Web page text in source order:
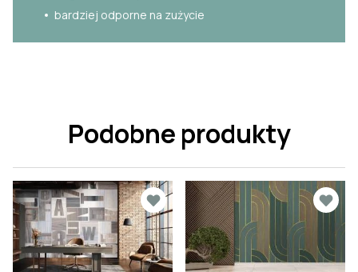
bardziej odporne na zużycie
Podobne produkty